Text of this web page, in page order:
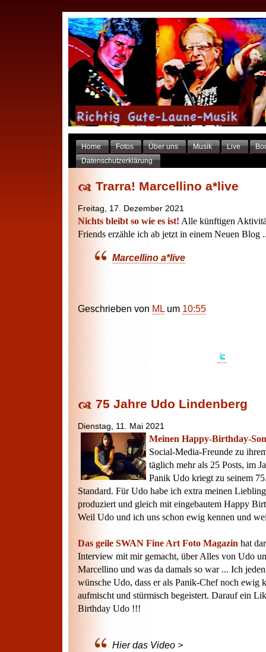
Home Fotos Über uns Musik Live
Datenschutzerklärung
Trarra! Marcellino a*live
Freitag, 17. Dezember 2021
Nichts bleibt so wie es ist! Alle künftigen
Friends erzähle ich ab jetzt in einem Neuen Blog
Marcellino a*live
Geschrieben von ML um 10:55
75 Jahre Udo Lindenberg
Dienstag, 11. Mai 2021
Meinen Happy-Birthday-
Social-Media-Freunde zu
täglich mehr als 25 Posts, im
Panik Udo kriegt zu seinem
Standard. Für Udo habe ich extra meinen
produziert und gleich mit eingebautem Happy
Weil Udo und ich uns schon ewig kennen und
Das geile SWAN Fine Art Foto Magazin hat
Interview mit mir gemacht, über Alles von Udo
Marcellino und was da damals so war ... Ich
wünsche Udo, dass er als Panik-Chef noch ewig
aufmischt und stürmisch begeistert. Darauf ein
Birthday Udo !!!
Hier das Video >